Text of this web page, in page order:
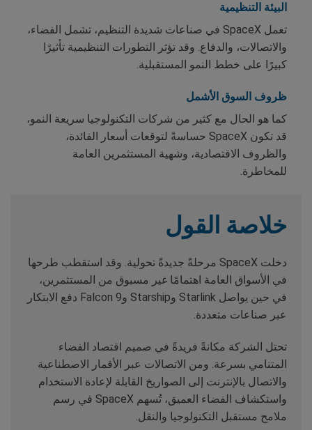
البيئة التنظيمية
تعمل SpaceX في صناعات شديدة التنظيم، تشمل الفضاء،
والاتصالات، والدفاع. وقد تؤثر التطورات التنظيمية تأثيرًا
كبيرًا على خطط النمو المستقبلية.
ظروف السوق الأشمل
كما هو الحال مع كثير من شركات التكنولوجيا سريعة النمو،
قد تكون SpaceX حساسةً لتوقعات أسعار الفائدة،
والظروف الاقتصادية، وشهية المستثمرين العامة
للمخاطرة.
خلاصة القول
دخلت SpaceX مرحلةً جديدةً تحولية. وقد استقطب طرحها
في الأسواق العامة اهتمامًا غير مسبوق من المستثمرين،
في حين يواصل Starlink وStarship وFalcon 9 دفع الابتكار
عبر صناعات متعددة.
تحتل الشركة مكانةً فريدةً في صميم اقتصاد الفضاء
المتنامي بسرعة. ومن الاتصالات عبر الأقمار الاصطناعية
والاتصال بالإنترنت إلى الصواريخ القابلة لإعادة الاستخدام
واستكشاف الفضاء العميق، تُسهم SpaceX في رسم
ملامح مستقبل التكنولوجيا والنقل.